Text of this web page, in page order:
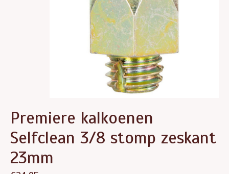
Premiere kalkoenen
Selfclean 3/8 stomp zeskant
23mm